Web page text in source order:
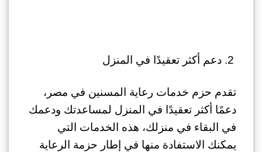
دعم أكثر تعقيدًا في المنزل
تقدم حزم خدمات رعاية المسنين في مصر،
دعمًا أكثر تعقيدًا في المنزل لمساعدتك ودعمك
في البقاء في منزلك، هذه الخدمات التي
يمكنك الاستفادة منها في إطار حزمة الرعاية